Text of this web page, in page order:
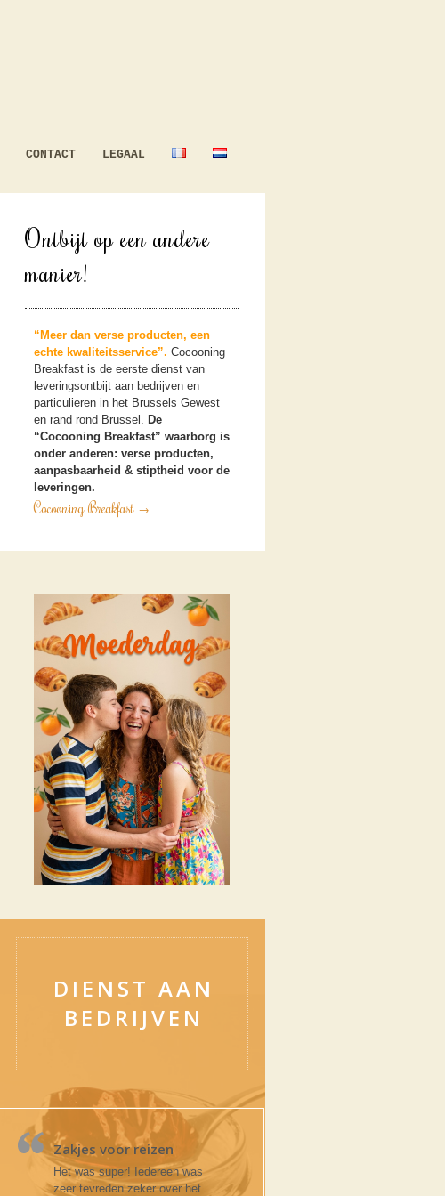
CONTACT LEGAAL
Ontbijt op een andere
manier!
“Meer dan verse producten, een
echte kwaliteitsservice”. Cocooning
Breakfast is de eerste dienst van
leveringsontbijt aan bedrijven en
particulieren in het Brussels Gewest
en rand rond Brussel. De
“Cocooning Breakfast” waarborg is
onder anderen: verse producten,
aanpasbaarheid & stiptheid voor de
leveringen.
Cocooning Breakfast →
DIENST AAN
BEDRIJVEN
Zakjes voor reizen
Het was super! Iedereen was
zeer tevreden zeker over het